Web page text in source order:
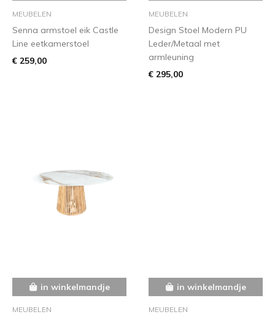
MEUBELEN
Senna armstoel eik Castle
Line eetkamerstoel
€ 259,00
MEUBELEN
Design Stoel Modern PU
Leder/Metaal met
armleuning
€ 295,00
in winkelmandje
MEUBELEN
in winkelmandje
MEUBELEN